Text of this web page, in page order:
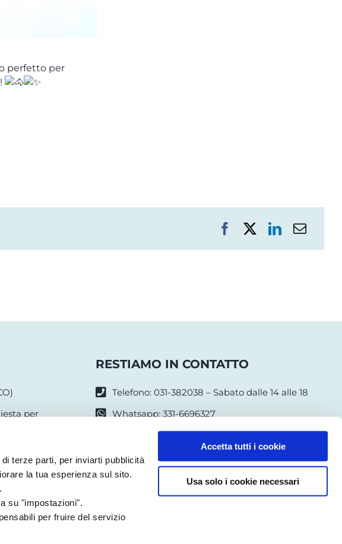
terze parti, per inviarti pubblicità
la tua esperienza sul sito.
su "impostazioni".
per fruire del servizio
Accetta tutti i cookie
Usa solo i cookie necessari
perfetto per
per
RESTIAMO IN CONTATTO
Telefono: 031-382038 – Sabato dalle 14 alle 18
Whatsapp: 331-6696327
Seguici su Facebook
infomuseo@artsana.com
Privacy Policy| Cookie Policy|